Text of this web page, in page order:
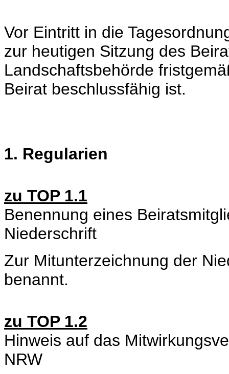
Vor Eintritt in die
zur heutigen Sitzung des
Landschaftsbehörde
Beirat beschlussfähig ist.
1. Regularien
zu TOP 1.1
Benennung eines
Niederschrift
Zur Mitunterzeichnung der
benannt.
zu TOP 1.2
Hinweis auf das
NRW